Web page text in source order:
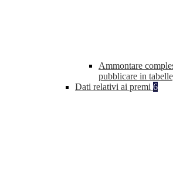
Ammontare
pubblicare in
Dati relativi ai premi 6